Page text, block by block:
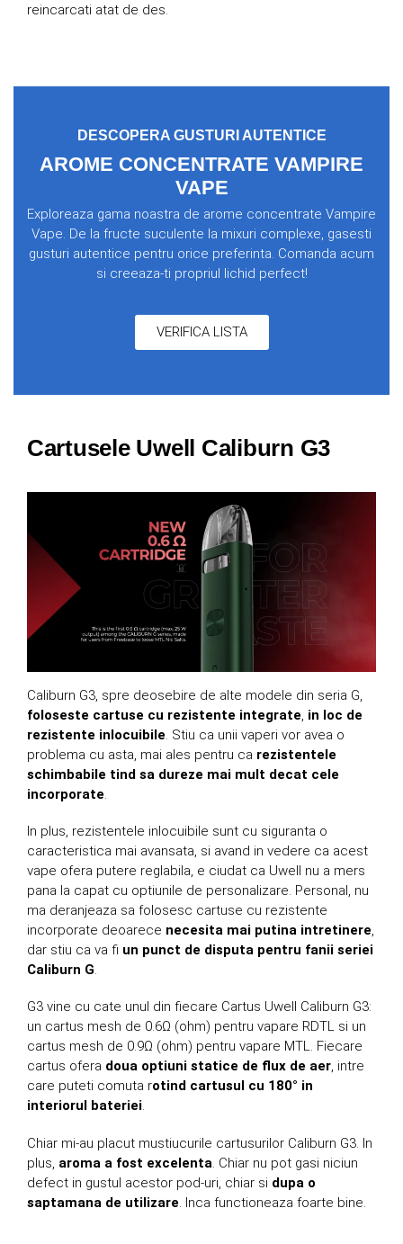
reincarcati atat de des.
DESCOPERA GUSTURI AUTENTICE
AROME CONCENTRATE VAMPIRE
VAPE
Exploreaza gama noastra de arome concentrate Vampire
Vape. De la fructe suculente la mixuri complexe, gasesti
gusturi autentice pentru orice preferinta. Comanda acum
si creeaza-ti propriul lichid perfect!
VERIFICA LISTA
Cartusele Uwell Caliburn G3
Caliburn G3, spre deosebire de alte modele din seria G,
foloseste cartuse cu rezistente integrate in loc de
rezistente inlocuibile . Stiu ca unii vaperi vor avea o
problema cu asta, mai ales pentru ca rezistentele
schimbabile tind sa dureze mai mult decat cele
incorporate
In plus, rezistentele inlocuibile sunt cu siguranta o
caracteristica mai avansata, si avand in vedere ca acest
vape ofera putere reglabila, e ciudat ca Uwell nu a mers
pana la capat cu optiunile de personalizare. Personal, nu
ma deranjeaza sa folosesc cartuse cu rezistente
incorporate deoarece necesita mai putina intretinere,
dar stiu ca va fi un punct de disputa pentru fanii seriei
Caliburn G.
G3 vine cu cate unul din fiecare Cartus Uwell Caliburn G3:
un cartus mesh de 0.6Ω (ohm) pentru vapare RDTL si un
cartus mesh de 0.9Ω (ohm) pentru vapare MTL. Fiecare
cartus ofera doua optiuni statice de flux de aer, intre
care puteti comuta rotind cartusul cu 180° in
interiorul bateriei.
Chiar mi-au placut mustiucurile cartusurilor Caliburn G3. In
plus, aroma a fost excelenta. Chiar nu pot gasi niciun
defect in gustul acestor pod-uri, chiar si dupa o
saptamana de utilizare. Inca functioneaza foarte bine.